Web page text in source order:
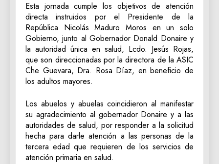
Esta jornada cumple los objetivos de atención
directa instruidos por el Presidente de la
República Nicolás Maduro Moros en un solo
Gobierno, junto al Gobernador Donald Donaire y
la autoridad única en salud, Lcdo. Jesús Rojas,
que son direccionadas por la directora de la ASIC
Che Guevara, Dra. Rosa Díaz, en beneficio de
los adultos mayores.
Los abuelos y abuelas coincidieron al manifestar
su agradecimiento al gobernador Donaire y a las
autoridades de salud, por responder a la solicitud
hecha para darle atención a las personas de la
tercera edad que requieren de los servicios de
atención primaria en salud.